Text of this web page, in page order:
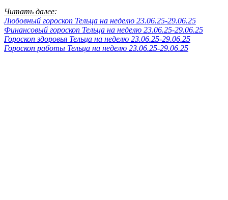
Читать далее:
Любовный гороскоп Тельца на неделю 23.06.25-29.06.25
Финансовый гороскоп Тельца на неделю 23.06.25-29.06.25
Гороскоп здоровья Тельца на неделю 23.06.25-29.06.25
Гороскоп работы Тельца на неделю 23.06.25-29.06.25